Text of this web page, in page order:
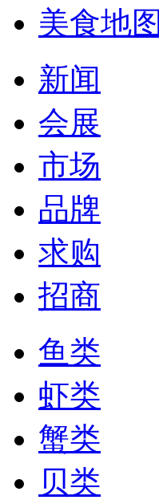
美食地图
新闻
会展
市场
品牌
求购
招商
鱼类
虾类
蟹类
贝类